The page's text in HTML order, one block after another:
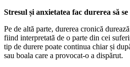
Stresul și anxietatea fac durerea să
Pe de altă parte, durerea cronică
fiind interpretată de o parte din cei
tip de durere poate continua chiar și
sau boala care a provocat-o a dispărut.